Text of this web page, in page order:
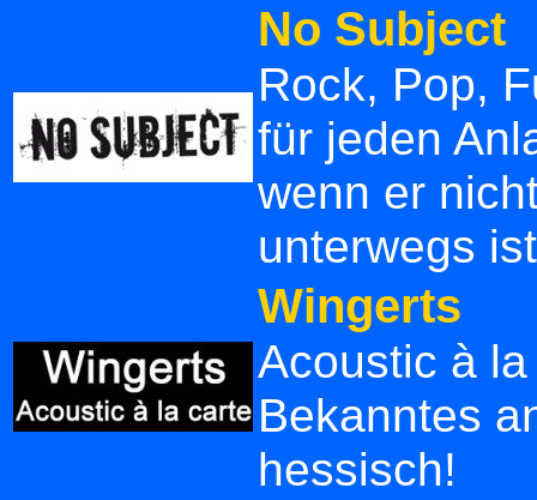
No Subject
Rock, Pop,
für jeden
wenn er
unterwegs
Wingerts
Acoustic à
Bekanntes
hessisch!